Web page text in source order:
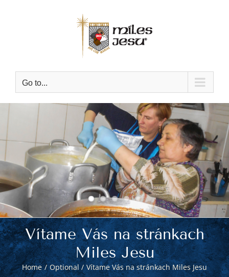
Go to...
Vítame Vás na stránkach
Miles Jesu
Home Optional Vítame Vás na stránkach Miles Jesu